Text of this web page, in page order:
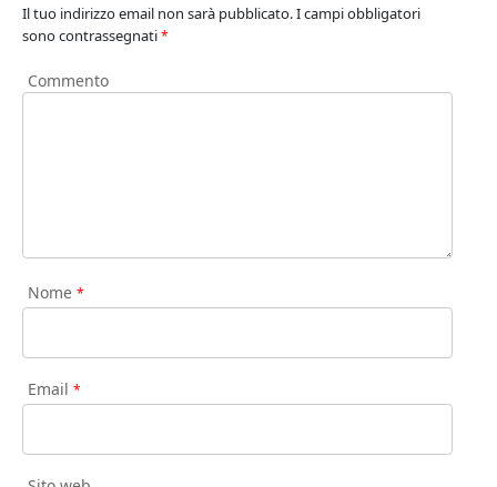
Il tuo indirizzo email non sarà pubblicato.I campi obbligatori
sono contrassegnati*
Commento
Nome *
Email *